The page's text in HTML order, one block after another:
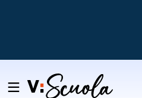
Salta